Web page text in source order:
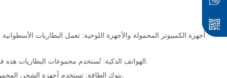
أجهزة الكمبيوتر المحمولة والأجهزة اللوحية: تعمل البطاريات